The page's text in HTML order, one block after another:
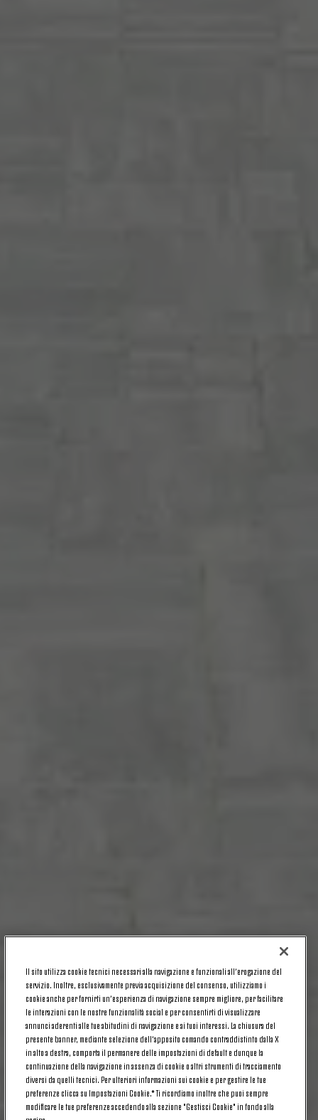
Il sito utilizza cookie tecnici necessari alla navigazione e funzionali all’erogazione del
servizio. Inoltre, esclusivamente previa acquisizione del consenso, utilizziamo i
cookie anche per fornirti un’esperienza di navigazione sempre migliore, per facilitare
le interazioni con le nostre funzionalità social e per consentirti di visualizzare
annunci aderenti alle tue abitudini di navigazione e ai tuoi interessi. La chiusura del
presente banner, mediante selezione dell’apposito comando contraddistinto dalla X
in alto a destra, comporta il permanere delle impostazioni di default e dunque la
continuazione della navigazione in assenza di cookie o altri strumenti di tracciamento
diversi da quelli tecnici. Per ulteriori informazioni sui cookie e per gestire le tue
preferenze clicca su Impostazioni Cookie.* Ti ricordiamo inoltre che puoi sempre
modificare le tue preferenze accedendo alla sezione "Gestisci Cookie" in fondo alla